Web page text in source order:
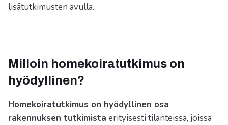
lisätutkimusten avulla.
Milloin homekoiratutkimus on
hyödyllinen?
Homekoiratutkimus on hyödyllinen osa
rakennuksen tutkimista erityisesti tilanteissa, joissa